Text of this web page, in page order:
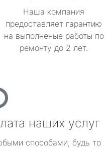
Наша компания
предоставляет гарантию
на выполненые работы по
ремонту до 2 лет.
наших услуг
способами, будь то